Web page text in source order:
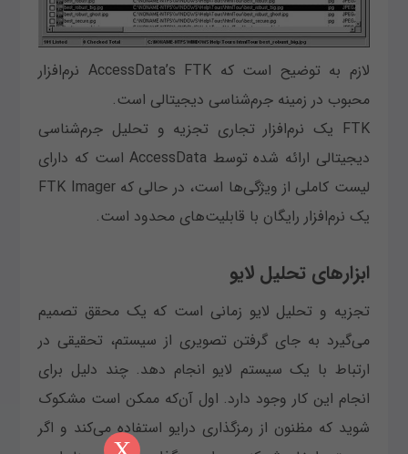
لازم به توضیح است که AccessData’s FTK نرم‌افزار
محبوب در زمینه جرم‌شناسی دیجیتالی است.
FTK یک نرم‌افزار تجاری تجزیه و تحلیل جرم‌شناسی
دیجیتالی ارائه شده توسط AccessData است که دارای
لیست کاملی از ویژگی‌ها است، در حالی که FTK Imager
یک نرم‌افزار رایگان با قابلیت‌های محدود است.
ابزارهای تحلیل لایو
تجزیه و تحلیل لایو زمانی است که یک محقق تصمیم
می‌گیرد به جای گرفتن تصویری از سیستم، تحقیقی در
ارتباط با یک سیستم لایو انجام دهد. چند دلیل برای
انجام این کار وجود دارد. اول آن‌که ممکن است مشکوک
شوید که مظنون از رمزگذاری درایو استفاده می‌کند و اگر